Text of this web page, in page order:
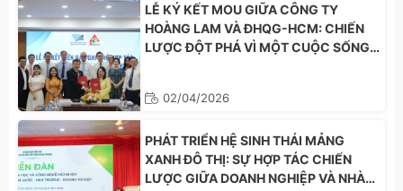
LỄ KÝ KẾT MOU GIỮA CÔNG TY
HOÀNG LAM VÀ ĐHQG-HCM: CHIẾN
LƯỢC ĐỘT PHÁ VÌ MỘT CUỘC SỐNG
02/04/2026
PHÁT TRIỂN HỆ SINH THÁI MẢNG
XANH ĐÔ THỊ: SỰ HỢP TÁC CHIẾN
LƯỢC GIỮA DOANH NGHIỆP VÀ NHÀ